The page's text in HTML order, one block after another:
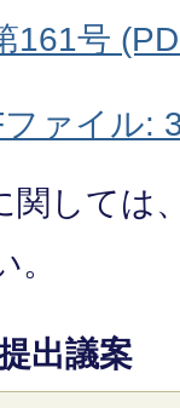
161号
ァイル:
関しては
出議案